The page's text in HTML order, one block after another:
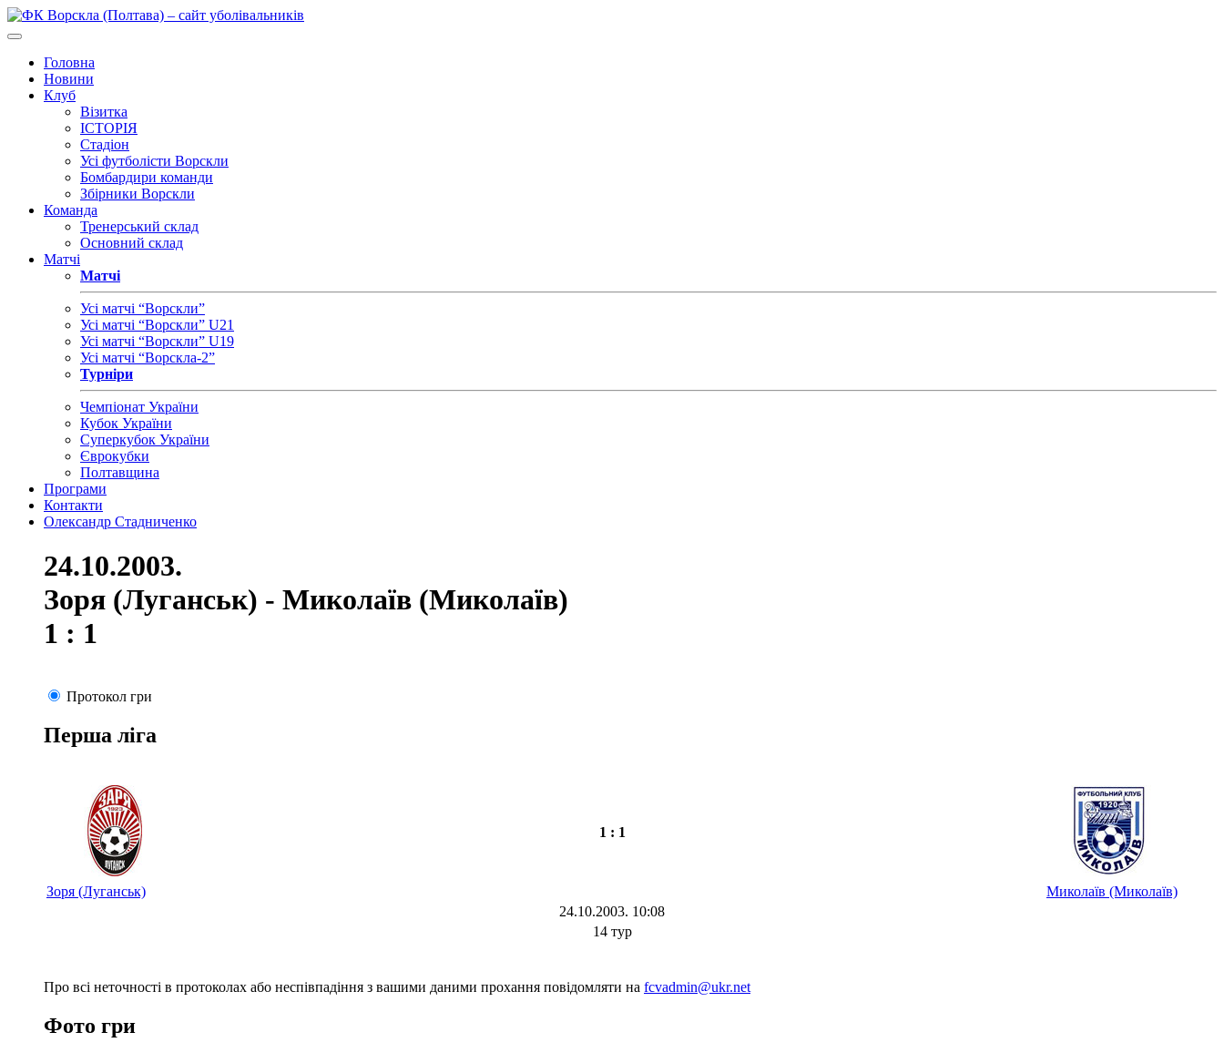
Головна
Новини
Клуб
Візитка
ІСТОРІЯ
Стадіон
Усі футболісти Ворскли
Бомбардири команди
Збірники Ворскли
Команда
Тренерський склад
Основний склад
Матчі
Матчі
Усі матчі “Ворскли”
Усі матчі “Ворскли” U21
Усі матчі “Ворскли” U19
Усі матчі “Ворскла-2”
Турніри
Чемпіонат України
Кубок України
Суперкубок України
Єврокубки
Полтавщина
Програми
Контакти
Олександр Стадниченко
24.10.2003.
Зоря (Луганськ) - Миколаїв (Миколаїв)
1 : 1
Протокол гри
Перша ліга
1 : 1
Зоря (Луганськ)
Миколаїв (Миколаїв)
24.10.2003. 10:08
14 тур
Про всі неточності в протоколах або неспівпадіння з вашими даними прохання повідомляти на fcvadmin@ukr.net
Фото гри